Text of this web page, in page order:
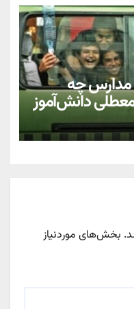
مدارس چه
معطلی دانش‌آموز
بخش‌های موردنیاز